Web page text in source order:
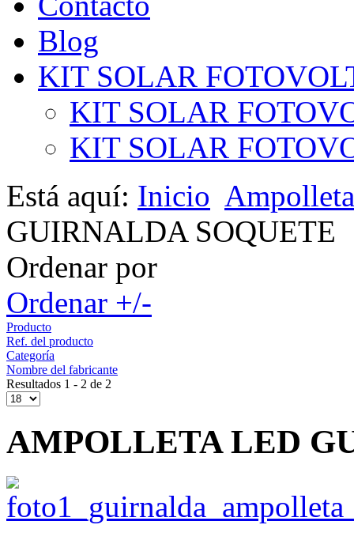
Blog
KIT SOLAR
KIT SOLAR
KIT SOLAR
Está aquí: Inicio
GUIRNALDA SOQUETE
Ordenar por
Ordenar +/-
Producto
Ref. del producto
Categoría
Nombre del fabricante
Resultados 1 - 2 de 2
AMPOLLETA LED